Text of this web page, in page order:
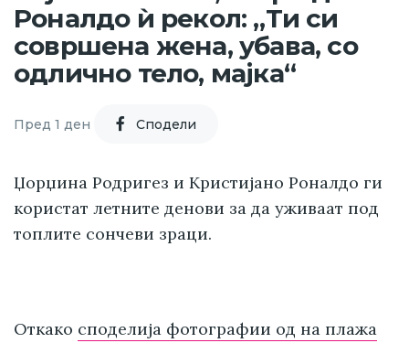
Роналдо ѝ рекол: „Ти си
совршена жена, убава, со
одлично тело, мајка“
Пред 1 ден Cподели
Џорџина Родригез и Кристијано Роналдо ги
користат летните денови за да уживаат под
топлите сончеви зраци.
Откако споделија фотографии од на плажа